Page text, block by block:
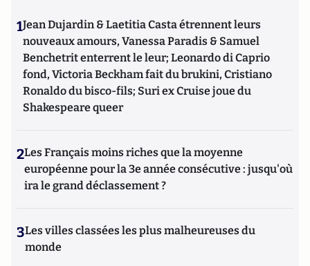
1Jean Dujardin & Laetitia Casta étrennent leurs
nouveaux amours, Vanessa Paradis & Samuel
Benchetrit enterrent le leur; Leonardo di Caprio
fond, Victoria Beckham fait du brukini, Cristiano
Ronaldo du bisco-fils; Suri ex Cruise joue du
Shakespeare queer
2Les Français moins riches que la moyenne
européenne pour la 3e année consécutive : jusqu'où
ira le grand déclassement ?
3Les villes classées les plus malheureuses du
monde